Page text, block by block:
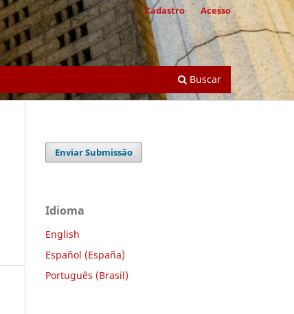
Buscar
Cadastro Acesso
Enviar Submissão
Idioma
English
Español (España)
Português (Brasil)